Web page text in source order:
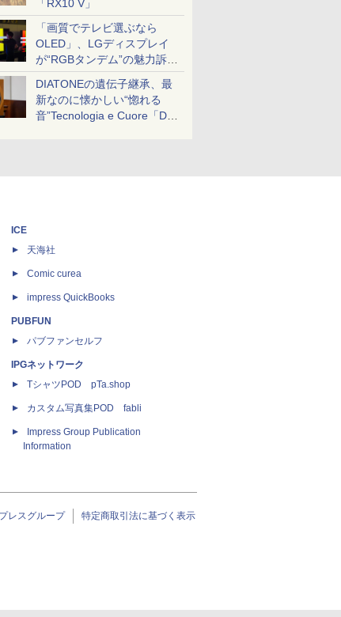
「RX10 V」
「画質でテレビ選ぶなら
OLED」、LGディスプレイ
が“RGBタンデム”の魅力訴
求。液晶とのガチ比較も
DIATONEの遺伝子継承、最
新なのに懐かしい“惚れる
音”Tecnologia e Cuore「DS-
ICE
天海社
Comic curea
impress QuickBooks
PUBFUN
パブファンセルフ
IPGネットワーク
TシャツPOD pTa.shop
カスタム写真集POD fabli
Impress Group Publication
Information
レスグループ 特定商取引法に基づく表示